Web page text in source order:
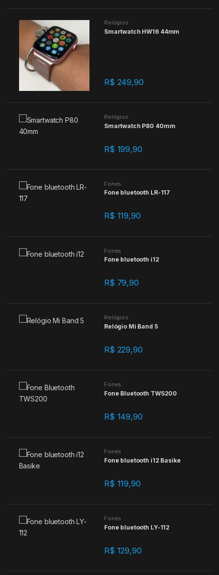
Relógios
Smartwatch HW16 44mm
R$ 249,90
Relógios
Smartwatch P80 40mm
R$ 199,90
Fones
Fone bluetooth LR-117
R$ 119,90
Fones
Fone bluetooth i12
R$ 79,90
Relógios
Relógio Mi Band 5
R$ 229,90
Fones
Fone Bluetooth TWS200
R$ 149,90
Fones
Fone bluetooth i12 Basike
R$ 119,90
Fones
Fone bluetooth LY-112
R$ 129,90